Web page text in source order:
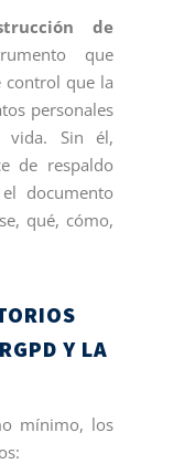
de
que
control que la
personales
vida. Sin él,
de respaldo
documento
qué, cómo,
Y LA
mínimo, los